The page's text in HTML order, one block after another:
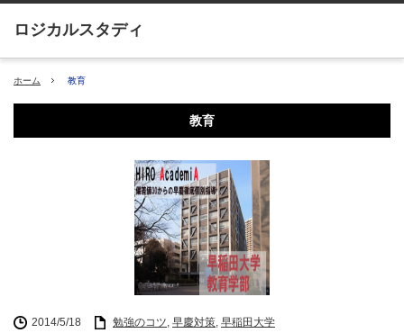
ホーム 教育
教育
2014/5/18 勉強のコツ, 早慶対策, 早稲田大学